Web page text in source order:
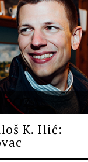
PROZA
K. Ilić: